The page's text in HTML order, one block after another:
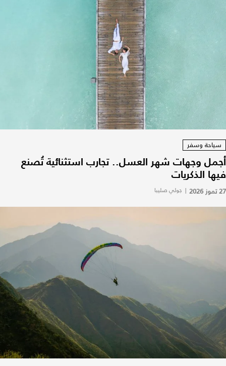
سياحة وسفر
أجمل وجهات شهر العسل.. تجارب استثنائية تُصنع
فيها الذكريات
27 تموز 2026 | جولي صليبا